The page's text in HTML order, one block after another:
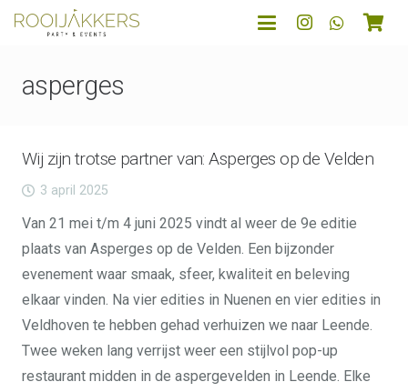
asperges
Wij zijn trotse partner van: Asperges op de Velden
3 april 2025
Van 21 mei t/m 4 juni 2025 vindt al weer de 9e editie
plaats van Asperges op de Velden. Een bijzonder
evenement waar smaak, sfeer, kwaliteit en beleving
elkaar vinden. Na vier edities in Nuenen en vier edities in
Veldhoven te hebben gehad verhuizen we naar Leende.
Twee weken lang verrijst weer een stijlvol pop-up
restaurant midden in de aspergevelden in Leende. Elke